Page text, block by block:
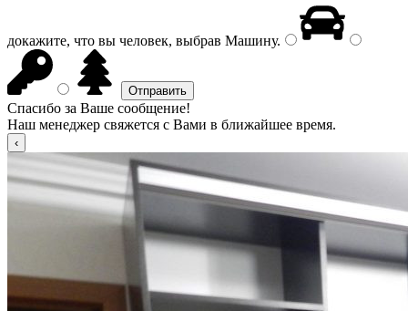
докажите, что вы человек, выбрав Машину.
Спасибо за Ваше сообщение!
Наш менеджер свяжется с Вами в ближайшее время.